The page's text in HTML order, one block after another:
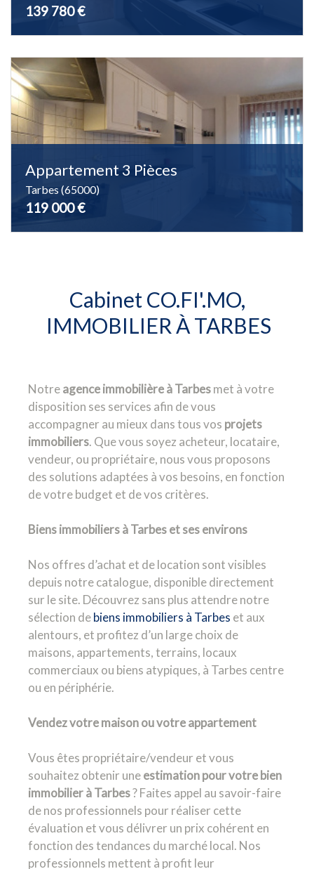
139 780 €
Appartement 3 Pièces
Tarbes (65000)
119 000 €
Cabinet CO.FI'.MO,
IMMOBILIER À TARBES
Notreagence immobilière à Tarbesmet à votre
disposition ses services afin de vous
accompagner au mieux dans tous vos projets
immobiliers. Que vous soyez acheteur, locataire,
vendeur, ou propriétaire, nous vous proposons
des solutions adaptées à vos besoins, en fonction
de votre budget et de vos critères.
Biens immobiliers à Tarbes et ses environs
Nos offres d’achat et de location sont visibles
depuis notre catalogue, disponible directement
sur le site. Découvrez sans plus attendre notre
sélection debiens immobiliers à Tarbes et aux
alentours, et profitez d’un large choix de
maisons, appartements, terrains, locaux
commerciaux ou biens atypiques, à Tarbes centre
ou en périphérie.
Vendez votre maison ou votre appartement
Vous êtes propriétaire/vendeur et vous
souhaitez obtenir uneestimation pour votre bien
immobilier à Tarbes? Faites appel au savoir-faire
de nos professionnels pour réaliser cette
évaluation et vous délivrer un prix cohérent en
fonction des tendances du marché local. Nos
professionnels mettent à profit leur